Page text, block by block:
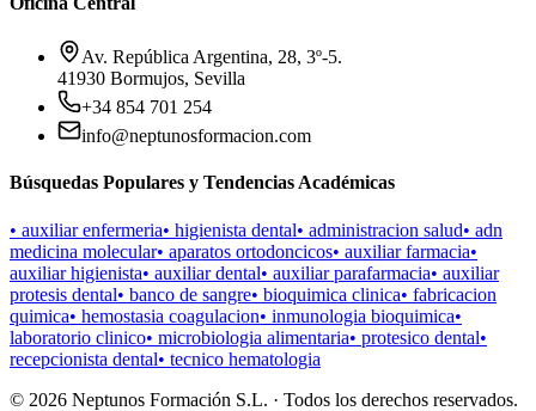
Av. República Argentina, 28, 3º-5.
41930 Bormujos, Sevilla
+34 854 701 254
info@neptunosformacion.com
Búsquedas Populares y Tendencias Académicas
• auxiliar enfermeria• higienista dental• administracion salud• adn
medicina molecular• aparatos ortodoncicos• auxiliar farmacia•
auxiliar higienista• auxiliar dental• auxiliar parafarmacia• auxiliar
protesis dental• banco de sangre• bioquimica clinica• fabricacion
quimica• hemostasia coagulacion• inmunologia bioquimica•
laboratorio clinico• microbiologia alimentaria• protesico dental•
recepcionista dental• tecnico hematologia
© 2026 Neptunos Formación S.L. · Todos los derechos reservados.